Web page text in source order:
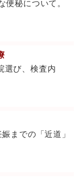
秘について。
選び、検査内
までの「近道」